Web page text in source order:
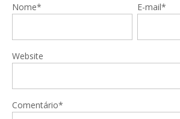
Nome* E-mail*
Website
Comentário*